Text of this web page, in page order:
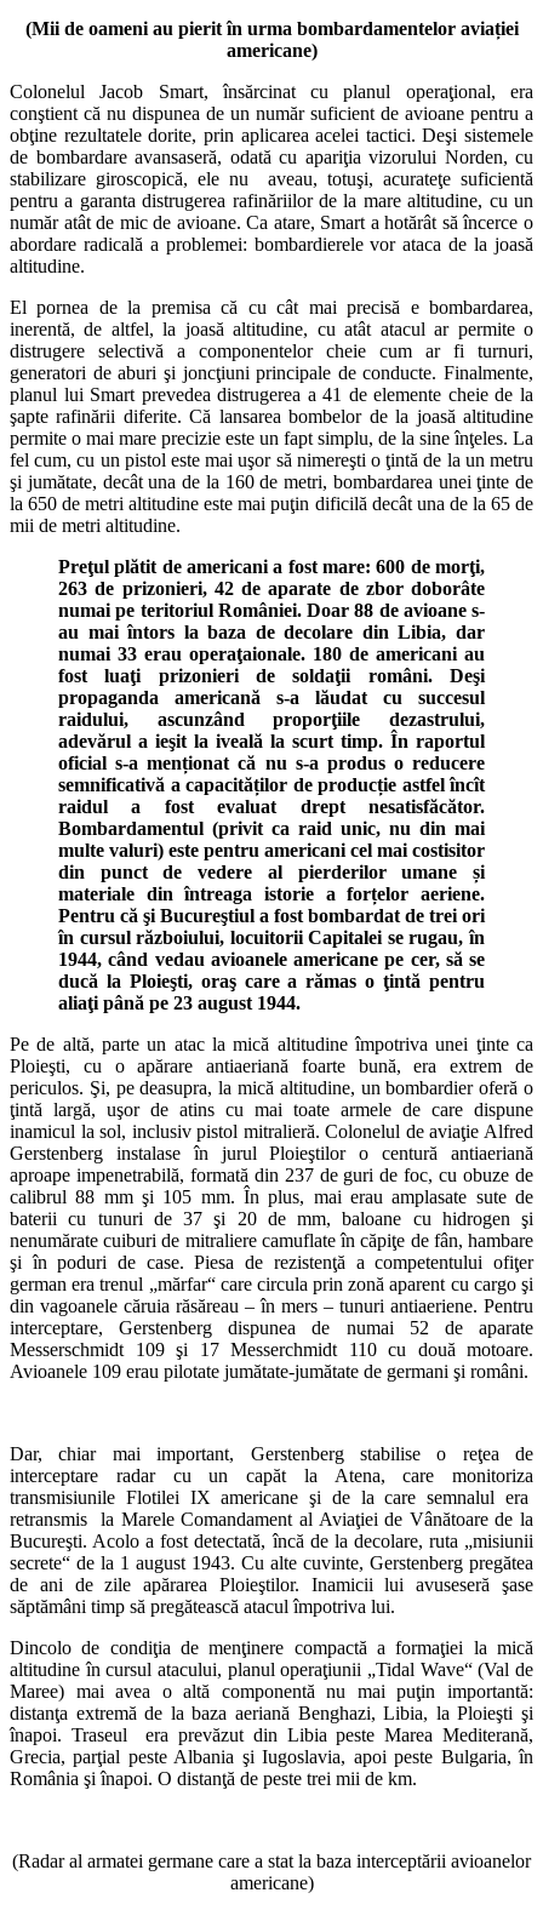
(Mii de oameni au pierit în urma bombardamentelor aviației
americane)
Colonelul Jacob Smart, însărcinat cu planul operaţional, era
conştient că nu dispunea de un număr suficient de avioane pentru a
obţine rezultatele dorite, prin aplicarea acelei tactici. Deşi sistemele
de bombardare avansaseră, odată cu apariţia vizorului Norden, cu
stabilizare giroscopică, ele nu aveau, totuşi, acurateţe suficientă
pentru a garanta distrugerea rafinăriilor de la mare altitudine, cu un
număr atât de mic de avioane. Ca atare, Smart a hotărât să încerce o
abordare radicală a problemei: bombardierele vor ataca de la joasă
altitudine.
El pornea de la premisa că cu cât mai precisă e bombardarea,
inerentă, de altfel, la joasă altitudine, cu atât atacul ar permite o
distrugere selectivă a componentelor cheie cum ar fi turnuri,
generatori de aburi şi joncţiuni principale de conducte. Finalmente,
planul lui Smart prevedea distrugerea a 41 de elemente cheie de la
şapte rafinării diferite. Că lansarea bombelor de la joasă altitudine
permite o mai mare precizie este un fapt simplu, de la sine înţeles. La
fel cum, cu un pistol este mai uşor să nimereşti o ţintă de la un metru
şi jumătate, decât una de la 160 de metri, bombardarea unei ţinte de
la 650 de metri altitudine este mai puţin dificilă decât una de la 65 de
mii de metri altitudine.
Preţul plătit de americani a fost mare: 600 de morţi,
263 de prizonieri, 42 de aparate de zbor doborâte
numai pe teritoriul României. Doar 88 de avioane s-
au mai întors la baza de decolare din Libia, dar
numai 33 erau operaţaionale. 180 de americani au
fost luaţi prizonieri de soldaţii români. Deşi
propaganda americană s-a lăudat cu succesul
raidului, ascunzând proporţiile dezastrului,
adevărul a ieşit la iveală la scurt timp. În raportul
oficial s-a menționat că nu s-a produs o reducere
semnificativă a capacităților de producție astfel încît
raidul a fost evaluat drept nesatisfăcător.
Bombardamentul (privit ca raid unic, nu din mai
multe valuri) este pentru americani cel mai costisitor
din punct de vedere al pierderilor umane și
materiale din întreaga istorie a forțelor aeriene.
Pentru că şi Bucureştiul a fost bombardat de trei ori
în cursul războiului, locuitorii Capitalei se rugau, în
1944, când vedau avioanele americane pe cer, să se
ducă la Ploieşti, oraş care a rămas o ţintă pentru
aliaţi până pe 23 august 1944.
Pe de altă, parte un atac la mică altitudine împotriva unei ţinte ca
Ploieşti, cu o apărare antiaeriană foarte bună, era extrem de
periculos. Şi, pe deasupra, la mică altitudine, un bombardier oferă o
ţintă largă, uşor de atins cu mai toate armele de care dispune
inamicul la sol, inclusiv pistol mitralieră. Colonelul de aviaţie Alfred
Gerstenberg instalase în jurul Ploieştilor o centură antiaeriană
aproape impenetrabilă, formată din 237 de guri de foc, cu obuze de
calibrul 88 mm şi 105 mm. În plus, mai erau amplasate sute de
baterii cu tunuri de 37 şi 20 de mm, baloane cu hidrogen şi
nenumărate cuiburi de mitraliere camuflate în căpiţe de fân, hambare
şi în poduri de case. Piesa de rezistenţă a competentului ofiţer
german era trenul „mărfar“ care circula prin zonă aparent cu cargo şi
din vagoanele căruia răsăreau – în mers – tunuri antiaeriene. Pentru
interceptare, Gerstenberg dispunea de numai 52 de aparate
Messerschmidt 109 şi 17 Messerchmidt 110 cu două motoare.
Avioanele 109 erau pilotate jumătate-jumătate de germani şi români.
Dar, chiar mai important, Gerstenberg stabilise o reţea de
interceptare radar cu un capăt la Atena, care monitoriza
transmisiunile Flotilei IX americane şi de la care semnalul era
retransmis la Marele Comandament al Aviaţiei de Vânătoare de la
Bucureşti. Acolo a fost detectată, încă de la decolare, ruta „misiunii
secrete“ de la 1 august 1943. Cu alte cuvinte, Gerstenberg pregătea
de ani de zile apărarea Ploieştilor. Inamicii lui avuseseră şase
săptămâni timp să pregătească atacul împotriva lui.
Dincolo de condiţia de menţinere compactă a formaţiei la mică
altitudine în cursul atacului, planul operaţiunii „Tidal Wave“ (Val de
Maree) mai avea o altă componentă nu mai puţin importantă:
distanţa extremă de la baza aeriană Benghazi, Libia, la Ploieşti şi
înapoi. Traseul era prevăzut din Libia peste Marea Mediterană,
Grecia, parţial peste Albania şi Iugoslavia, apoi peste Bulgaria, în
România şi înapoi. O distanţă de peste trei mii de km.
(Radar al armatei germane care a stat la baza interceptării avioanelor
americane)